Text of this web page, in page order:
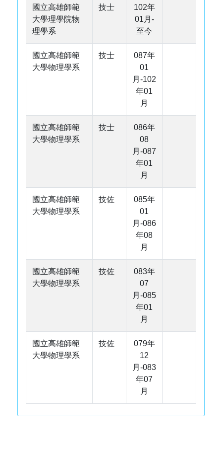
國立高雄師範
大學理學院物
理學系
技士
102年
01月-
至今
國立高雄師範
大學物理學系
技士
087年
01
月-102
年01
月
國立高雄師範
大學物理學系
技士
086年
08
月-087
年01
月
國立高雄師範
大學物理學系
技佐
085年
01
月-086
年08
月
國立高雄師範
大學物理學系
技佐
083年
07
月-085
年01
月
國立高雄師範
大學物理學系
技佐
079年
12
月-083
年07
月